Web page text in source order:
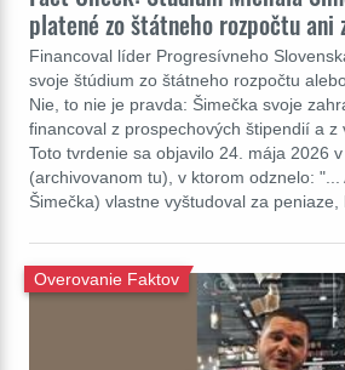
platené zo štátneho rozpočtu ani
Financoval líder Progresívneho
svoje štúdium zo štátneho rozpočtu
Nie, to nie je pravda: Šimečka svoje
financoval z prospechových štipendií a z
Toto tvrdenie sa objavilo 24. mája 2026
(archivovanom tu), v ktorom odznelo: "...
Šimečka) vlastne vyštudoval za peniaze,
Overovanie Faktov